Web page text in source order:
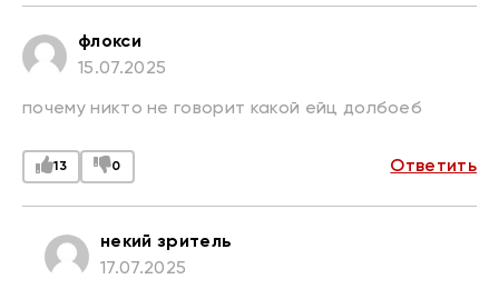
флокси
15.07.2025
почему никто не говорит какой ейц долбоеб
13 0 Ответить
некий зритель
17.07.2025